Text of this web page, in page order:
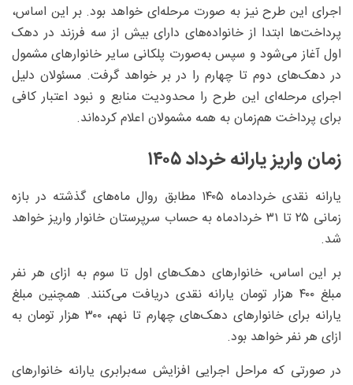
اجرای این طرح نیز به صورت مرحله‌ای خواهد بود. بر این اساس،
پرداخت‌ها ابتدا از خانواده‌های دارای بیش از سه فرزند در دهک
اول آغاز می‌شود و سپس به‌صورت پلکانی سایر خانوارهای مشمول
در دهک‌های دوم تا چهارم را در بر خواهد گرفت. مسئولان دلیل
اجرای مرحله‌ای این طرح را محدودیت منابع و نبود اعتبار کافی
برای پرداخت هم‌زمان به همه مشمولان اعلام کرده‌اند.
زمان واریز یارانه خرداد ۱۴۰۵
یارانه نقدی خردادماه ۱۴۰۵ مطابق روال ماه‌های گذشته در بازه
زمانی ۲۵ تا ۳۱ خردادماه به حساب سرپرستان خانوار واریز خواهد
شد.
بر این اساس، خانوارهای دهک‌های اول تا سوم به ازای هر نفر
مبلغ ۴۰۰ هزار تومان یارانه نقدی دریافت می‌کنند. همچنین مبلغ
یارانه برای خانوارهای دهک‌های چهارم تا نهم، ۳۰۰ هزار تومان به
ازای هر نفر خواهد بود.
در صورتی که مراحل اجرایی افزایش سه‌برابری یارانه خانوارهای